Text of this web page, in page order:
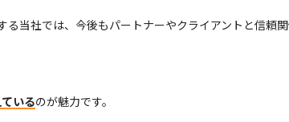
る当社では、今後もパートナーやクライアントと信頼
いるのが魅力です。